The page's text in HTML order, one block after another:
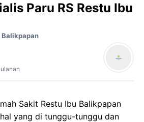
Paru RS Restu Ibu
Balikpapan
Sakit Restu Ibu Balikpapan
yang di tunggu-tunggu dan